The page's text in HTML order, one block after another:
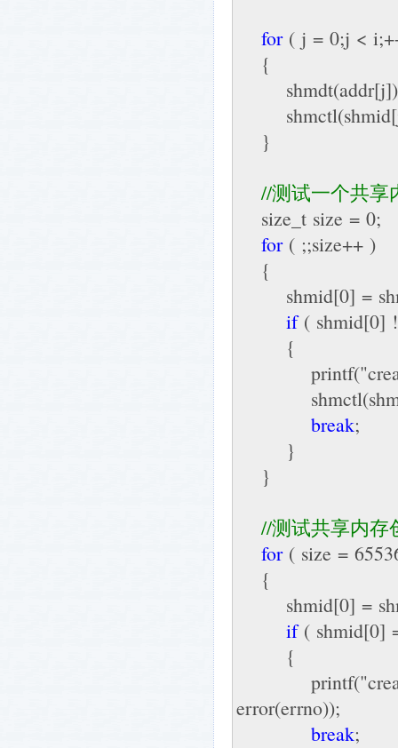
for( j = 0;j <
{
}
//测试一个共享
size_t size = 0;
for( ;;size++ )
{
shmid[0] =
if( shmid[0]
{
printf("create
break;
}
}
//测试共享内存
for( size =
{
shmid[0] =
if( shmid[0]
{
printf("create
error(errno));
break;